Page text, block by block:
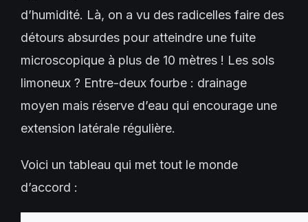
d’humidité. Là, on a vu des radicelles faire des
détours absurdes pour atteindre une fuite
microscopique à plus de 10 mètres ! Les sols
limoneux ? Entre-deux fourbe : drainage
moyen mais réserve d’eau qui encourage une
extension latérale régulière.
Voici un tableau qui met tout le monde
d’accord :